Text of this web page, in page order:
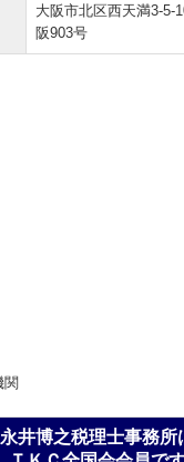
大阪市北区西天満3-5-
阪903号
永井博之税理士事務所